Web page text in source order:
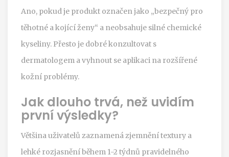
Ano, pokud je produkt označen jako „bezpečný pro
těhotné a kojící ženy“ a neobsahuje silné chemické
kyseliny. Přesto je dobré konzultovat s
dermatologem a vyhnout se aplikaci na rozšířené
kožní problémy.
Jak dlouho trvá, než uvidím
první výsledky?
Většina uživatelů zaznamená zjemnění textury a
lehké rozjasnění během 1-2 týdnů pravidelného